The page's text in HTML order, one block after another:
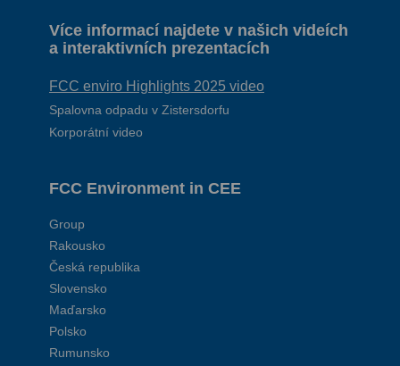
Více informací najdete v našich videích
a interaktivních prezentacích
FCC enviro Highlights 2025 video
Spalovna odpadu v Zistersdorfu
Korporátní video
FCC Environment in CEE
Group
Rakousko
Česká republika
Slovensko
Maďarsko
Polsko
Rumunsko